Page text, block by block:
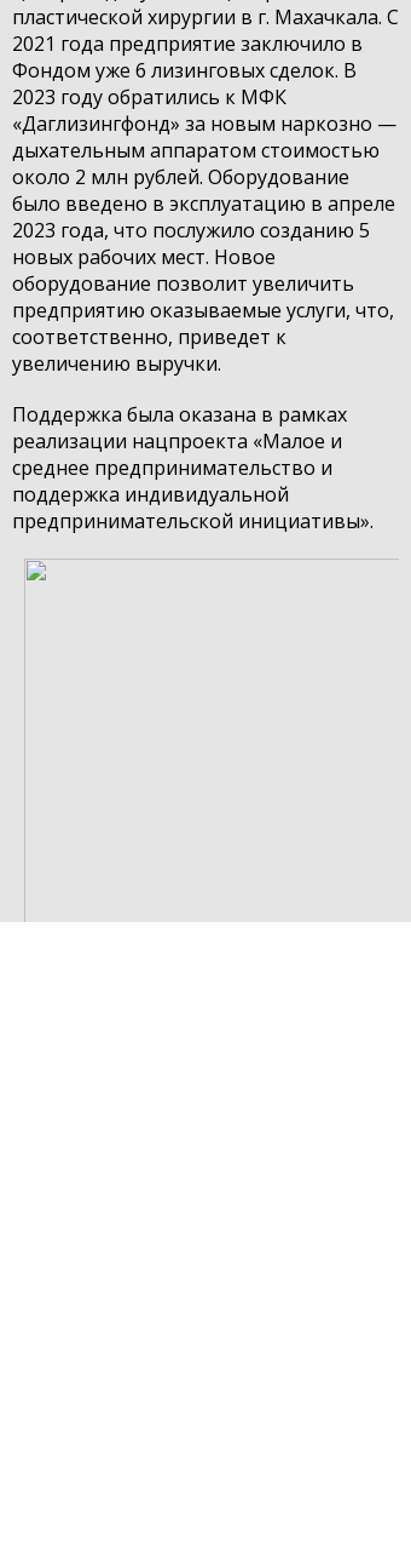
пластической хирургии в г. Махачкала. С
2021 года предприятие заключило в
Фондом уже 6 лизинговых сделок. В
2023 году обратились к МФК
«Даглизингфонд» за новым наркозно —
дыхательным аппаратом стоимостью
около 2 млн рублей. Оборудование
было введено в эксплуатацию в апреле
2023 года, что послужило созданию 5
новых рабочих мест. Новое
оборудование позволит увеличить
предприятию оказываемые услуги, что,
соответственно, приведет к
увеличению выручки.
Поддержка была оказана в рамках
реализации нацпроекта «Малое и
среднее предпринимательство и
поддержка индивидуальной
предпринимательской инициативы».